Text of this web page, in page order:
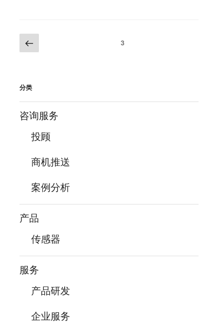
文
章
上
一
页3
分类
咨询服务
投顾
商机推送
案例分析
产品
传感器
服务
产品研发
企业服务